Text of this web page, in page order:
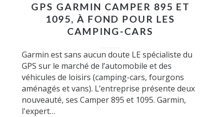
GPS GARMIN CAMPER 895 ET
1095, À FOND POUR LES
CAMPING-CARS
Garmin est sans aucun doute LE spécialiste du
GPS sur le marché de l’automobile et des
véhicules de loisirs (camping-cars, fourgons
aménagés et vans). L’entreprise présente deux
nouveauté, ses Camper 895 et 1095. Garmin,
l'expert…